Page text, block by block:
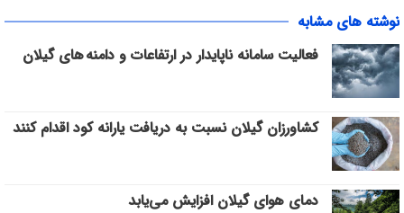
نوشته های مشابه
فعالیت سامانه ناپایدار در ارتفاعات و دامنه های گیلان
کشاورزان گیلان نسبت به دریافت یارانه کود اقدام کنند
دمای هوای گیلان افزایش می‌یابد